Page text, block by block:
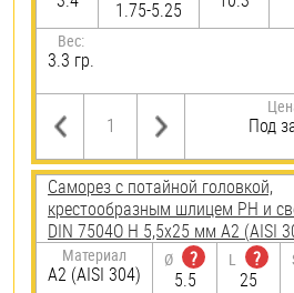
1.75-5.25
Вес:
3.3 гр.
Под
Саморез с потайной головкой,
крестообразным шлицем PH и
DIN 7504O H 5,5х25 мм А2 (AISI
Материал
А2 (AISI 304)
Ø
?
5.5
L
?
25